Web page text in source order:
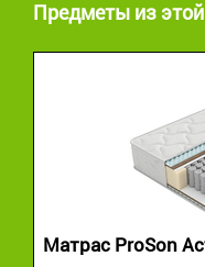
Предметы из
Матрас ProSon